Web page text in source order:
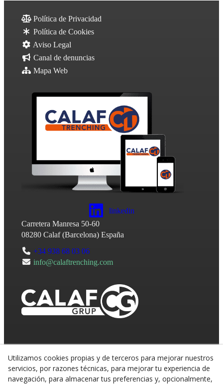
Política de Privacidad
Política de Cookies
Aviso Legal
Canal de denuncias
Mapa Web
linkedin
Carretera Manresa 50-60
08280 Calaf(Barcelona) España
+34 938 68 03 06
info@calaftrenching.com
Utilizamos cookies propias y de terceros para mejorar nuestros
servicios, por razones técnicas, para mejorar tu experiencia de
navegación, para almacenar tus preferencias y, opcionalmente,